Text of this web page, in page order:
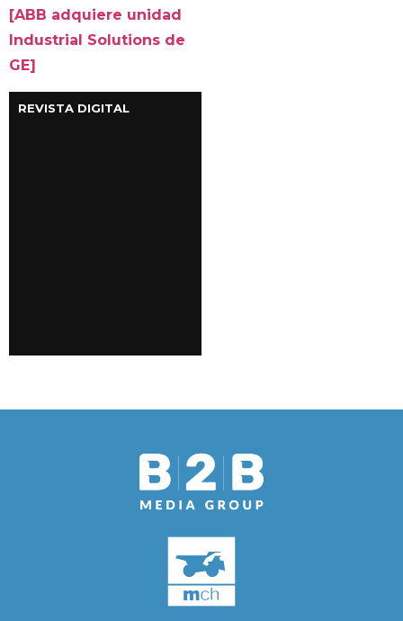
[ABB adquiere unidad
Industrial Solutions de
GE]
REVISTA DIGITAL